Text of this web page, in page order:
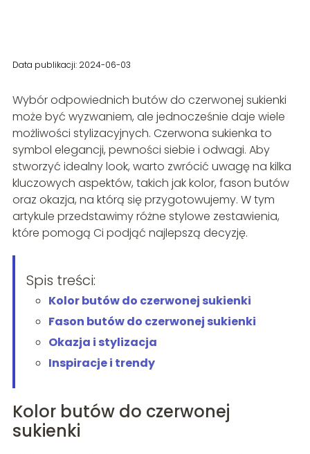
Data publikacji: 2024-06-03
Wybór odpowiednich butów do czerwonej sukienki
może być wyzwaniem, ale jednocześnie daje wiele
możliwości stylizacyjnych. Czerwona sukienka to
symbol elegancji, pewności siebie i odwagi. Aby
stworzyć idealny look, warto zwrócić uwagę na kilka
kluczowych aspektów, takich jak kolor, fason butów
oraz okazja, na którą się przygotowujemy. W tym
artykule przedstawimy różne stylowe zestawienia,
które pomogą Ci podjąć najlepszą decyzję.
Spis treści:
Kolor butów do czerwonej sukienki
Fason butów do czerwonej sukienki
Okazja i stylizacja
Inspiracje i trendy
Kolor butów do czerwonej
sukienki